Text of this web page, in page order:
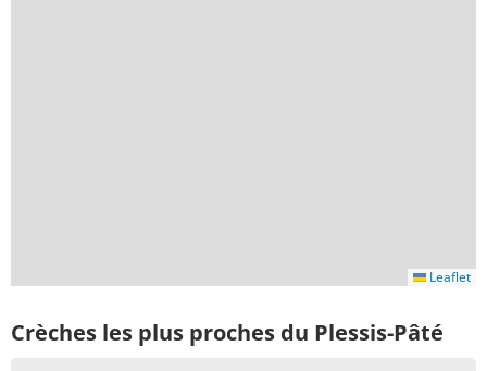
Leaflet
Crèches les plus proches du Plessis-Pâté